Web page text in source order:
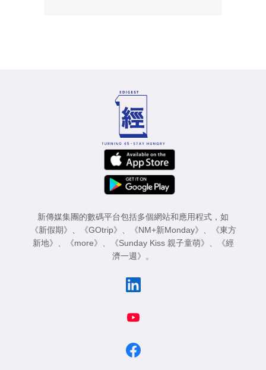
新傳媒集團的數碼平台包括多個網站和應用程式，如
《新假期》 、 《GOtrip》 、 《NM+新Monday》 、
《東方
新地》 、 《more》 、 《Sunday Kiss 親子童萌》 、
《經
濟一週》 。